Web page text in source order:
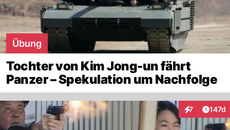
Übung
Tochter von Kim Jong-un fährt
Panzer – Spekulation um Nachfolge
7
Interaktionen
147d